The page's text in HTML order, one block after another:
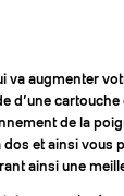
va augmenter
d’une
de la
dos et ainsi vous
ainsi une